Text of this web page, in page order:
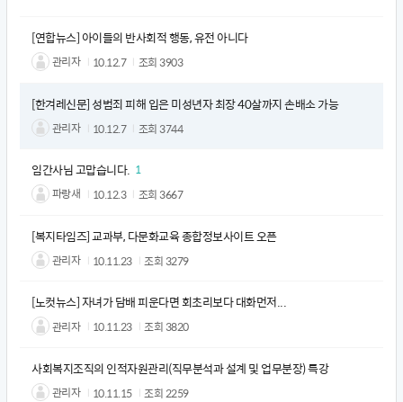
[연합뉴스] 아이들의 반사회적 행동, 유전 아니다
관리자 10.12.7 조회3903
[한겨레신문] 성범죄 피해 입은 미성년자 최장 40살까지 손배소 가능
관리자 10.12.7 조회3744
임간사님 고맙습니다. 1
파랑새
10.12.3 조회3667
[복지타임즈] 교과부, 다문화교육 종합정보사이트 오픈
관리자 10.11.23 조회3279
[노컷뉴스] 자녀가 담배 피운다면 회초리보다 대화먼저...
관리자 10.11.23 조회3820
사회복지조직의 인적자원관리(직무분석과 설계 및 업무분장) 특강
관리자 10.11.15 조회2259